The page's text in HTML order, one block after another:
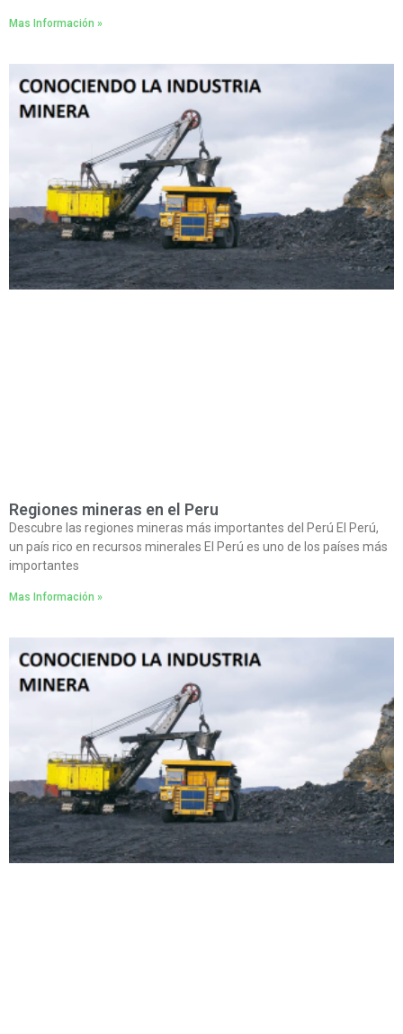
Mas Información »
Regiones mineras en el Peru
Descubre las regiones mineras más importantes del Perú El Perú,
un país rico en recursos minerales El Perú es uno de los países más
importantes
Mas Información »